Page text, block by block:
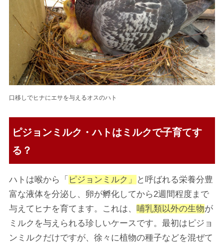
口移しでヒナにエサを与えるオスのハト
ピジョンミルク・ハトはミルクで子育てす
る？
ハトは喉から「 ピジョン ミルク」
と呼ばれる栄養分豊
富な液体を分泌し、卵が孵化してから2週間程度まで
与えてヒナを育てます。これは、 哺乳類以外の生物が
ミルクを与えられる珍しいケースです。最初はピジョ
ンミルクだけですが、徐々に植物の種子などを混ぜて